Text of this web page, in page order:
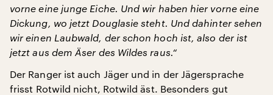
vorne eine junge Eiche. Und wir haben hier vorne eine
Dickung, wo jetzt Douglasie steht. Und dahinter sehen
wir einen Laubwald, der schon hoch ist, also der ist
jetzt aus dem Äser des Wildes raus.“
Der Ranger ist auch Jäger und in der Jägersprache
frisst Rotwild nicht, Rotwild äst. Besonders gut